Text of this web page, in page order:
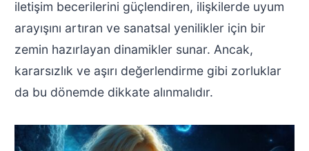
iletişim becerilerini güçlendiren, ilişkilerde uyum
arayışını artıran ve sanatsal yenilikler için bir
zemin hazırlayan dinamikler sunar. Ancak,
kararsızlık ve aşırı değerlendirme gibi zorluklar
da bu dönemde dikkate alınmalıdır.